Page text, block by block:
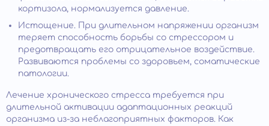
кортизола, нормализуется давление.
Истощение. При длительном напряжении организм
теряет способность борьбы со стрессором и
предотвращать его отрицательное воздействие.
Развиваются проблемы со здоровьем, соматические
патологии.
Лечение хронического стресса требуется при
длительной активации адаптационных реакций
организма из-за неблагоприятных факторов. Как